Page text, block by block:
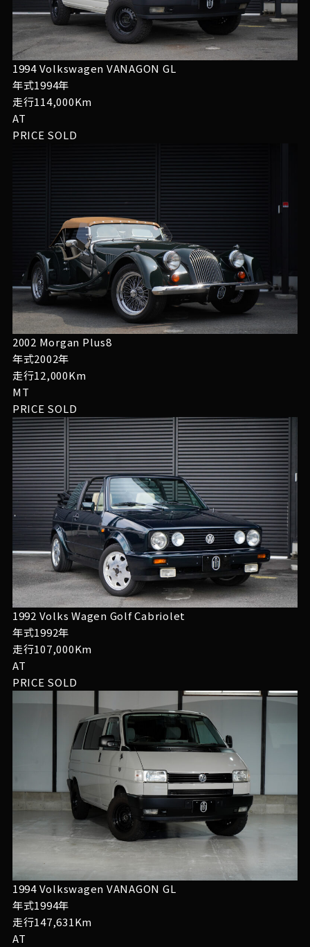
1994 Volkswagen VANAGON GL
年式1994年
走行114,000Km
AT
PRICE SOLD
2002 Morgan Plus8
年式2002年
走行12,000Km
MT
PRICE SOLD
1992 Volks Wagen Golf Cabriolet
年式1992年
走行107,000Km
AT
PRICE SOLD
1994 Volkswagen VANAGON GL
年式1994年
走行147,631Km
AT